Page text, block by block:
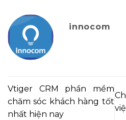
innocom
Vtiger CRM phần mềm
chăm sóc khách hàng tốt
nhất hiện nay